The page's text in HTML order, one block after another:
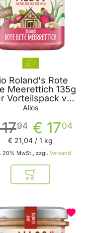
Roland's Rote
Meerettich 135g
Vorteilspack von
Allos
Allos
€ 1704
94
20% MwSt., zzgl. Versand
€ 21,04 / 1 kg
In den